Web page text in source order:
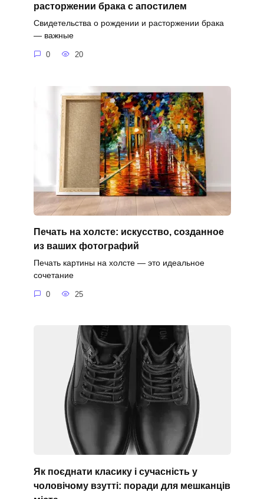
расторжении брака с апостилем
Свидетельства о рождении и расторжении брака
— важные
0 20
Печать на холсте: искусство, созданное
из ваших фотографий
Печать картины на холсте — это идеальное
сочетание
0 25
Як поєднати класику і сучасність у
чоловічому взутті: поради для мешканців